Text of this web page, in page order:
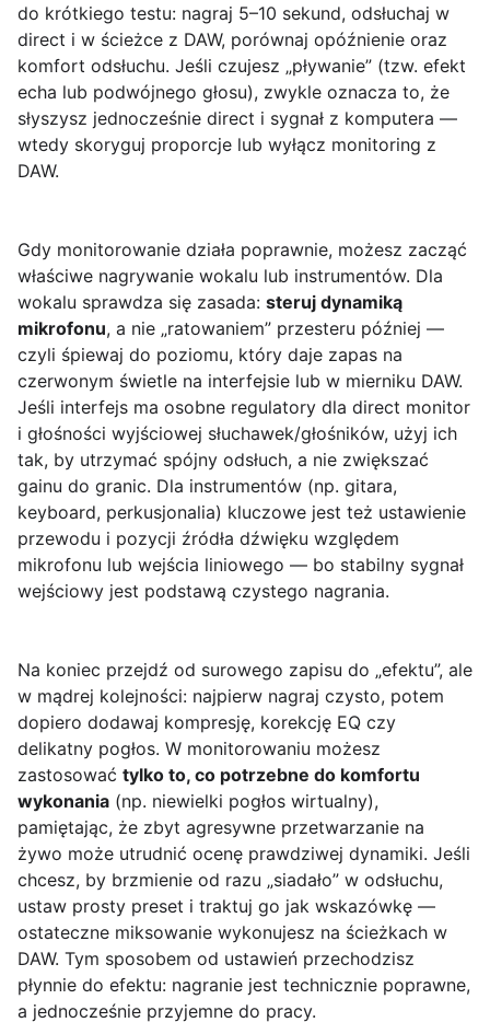
do krótkiego testu: nagraj 5–10 sekund, odsłuchaj w
direct i w ścieżce z DAW, porównaj opóźnienie oraz
komfort odsłuchu. Jeśli czujesz „pływanie” (tzw. efekt
echa lub podwójnego głosu), zwykle oznacza to, że
słyszysz jednocześnie direct i sygnał z komputera —
wtedy skoryguj proporcje lub wyłącz monitoring z
DAW.
Gdy monitorowanie działa poprawnie, możesz zacząć
właściwe nagrywanie wokalu lub instrumentów. Dla
wokalu sprawdza się zasada: steruj dynamiką
mikrofonu, a nie „ratowaniem” przesteru później —
czyli śpiewaj do poziomu, który daje zapas na
czerwonym świetle na interfejsie lub w mierniku DAW.
Jeśli interfejs ma osobne regulatory dla direct monitor
i głośności wyjściowej słuchawek/głośników, użyj ich
tak, by utrzymać spójny odsłuch, a nie zwiększać
gainu do granic. Dla instrumentów (np. gitara,
keyboard, perkusjonalia) kluczowe jest też ustawienie
przewodu i pozycji źródła dźwięku względem
mikrofonu lub wejścia liniowego — bo stabilny sygnał
wejściowy jest podstawą czystego nagrania.
Na koniec przejdź od surowego zapisu do „efektu”, ale
w mądrej kolejności: najpierw nagraj czysto, potem
dopiero dodawaj kompresję, korekcję EQ czy
delikatny pogłos. W monitorowaniu możesz
zastosować tylko to, co potrzebne do komfortu
wykonania (np. niewielki pogłos wirtualny),
pamiętając, że zbyt agresywne przetwarzanie na
żywo może utrudnić ocenę prawdziwej dynamiki. Jeśli
chcesz, by brzmienie od razu „siadało” w odsłuchu,
ustaw prosty preset i traktuj go jak wskazówkę —
ostateczne miksowanie wykonujesz na ścieżkach w
DAW. Tym sposobem od ustawień przechodzisz
płynnie do efektu: nagranie jest technicznie poprawne,
a jednocześnie przyjemne do pracy.